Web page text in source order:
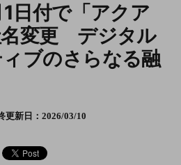
日付で「アクア
名変更 デジタル
ブのさらなる融
新日：2026/03/10